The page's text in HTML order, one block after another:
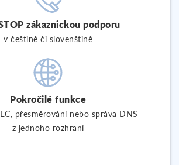
zákaznickou podporu
v češtině či slovenštině
Pokročilé funkce
přesměrování nebo správa DNS
z jednoho rozhraní